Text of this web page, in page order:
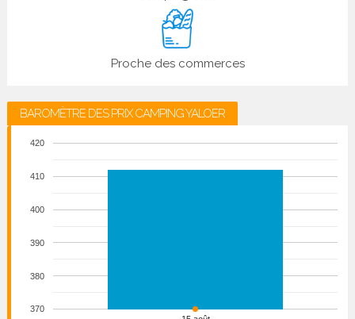
Proche des commerces
BAROMÈTRE DES PRIX CAMPING YALOER
370
380
390
400
410
420